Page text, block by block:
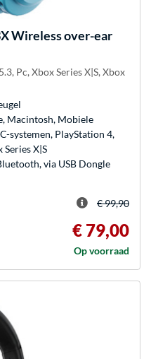
Wireless over-ear
Pc, Xbox Series X|S, Xbox
Macintosh, Mobiele
systemen, PlayStation 4,
Series X|S
via USB Dongle
€ 99,90
€ 79,00
Op voorraad